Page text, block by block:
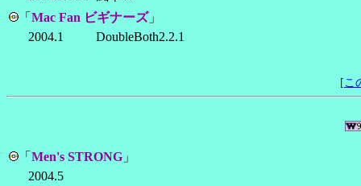
「 Mac Fan ビギナーズ」
2004.1
DoubleBoth2.2.1
[こ
「 Men's STRONG 」
2004.5